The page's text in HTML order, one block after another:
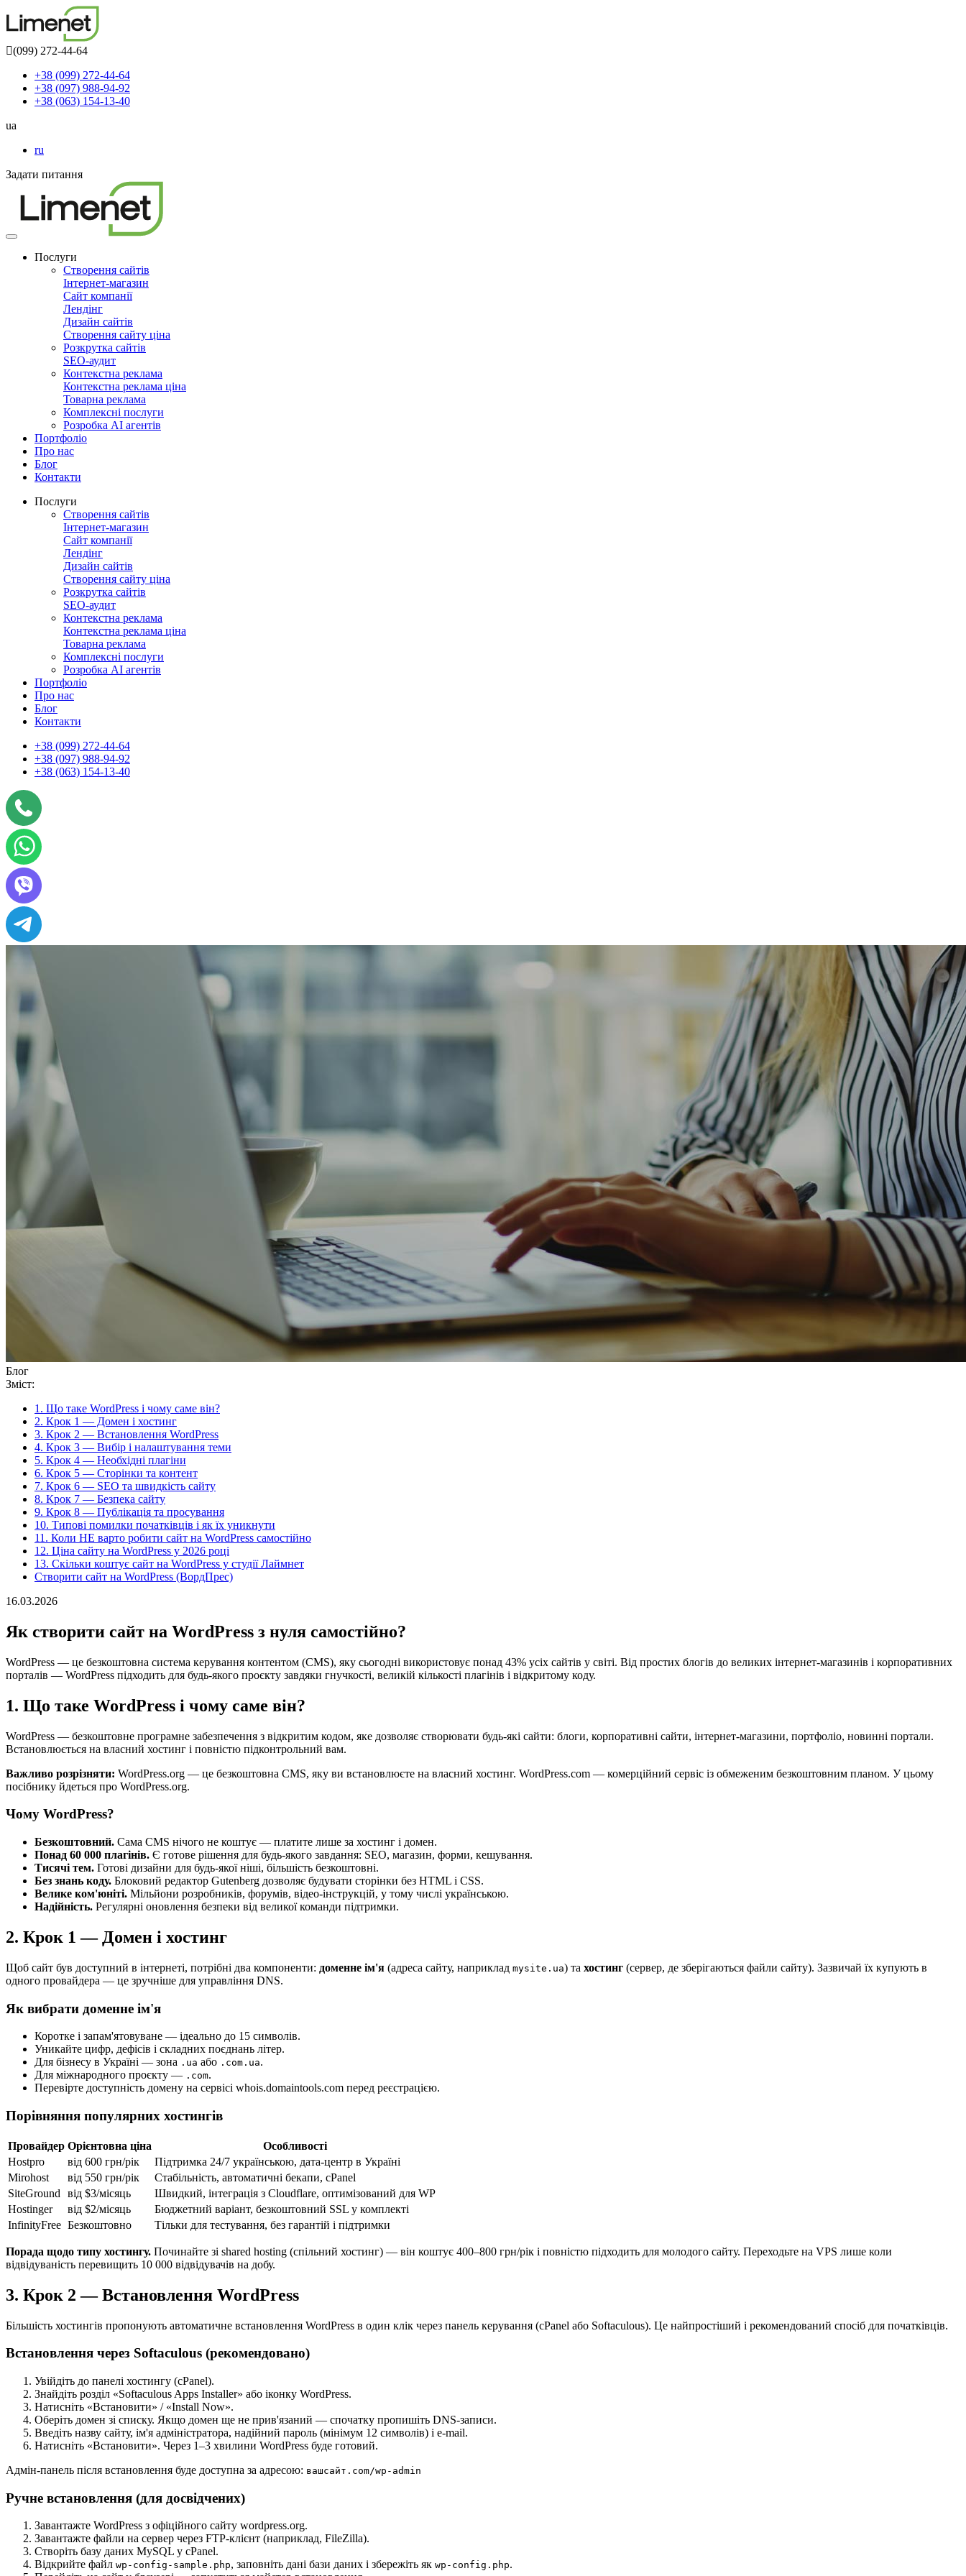
(099) 272-44-64
+38 (099) 272-44-64
+38 (097) 988-94-92
+38 (063) 154-13-40
ua
ru
Задати питання
Toggle
navigationПослуги
Створення сайтів
Інтернет-магазин
Сайт компанії
Лендінг
Дизайн сайтів
Створення сайту ціна
Розкрутка сайтів
SEO-аудит
Контекстна реклама
Контекстна реклама ціна
Товарна реклама
Комплексні послуги
Розробка АІ агентів
Портфоліо
Про нас
Блог
Контакти
Послуги
Створення сайтів
Інтернет-магазин
Сайт компанії
Лендінг
Дизайн сайтів
Створення сайту ціна
Розкрутка сайтів
SEO-аудит
Контекстна реклама
Контекстна реклама ціна
Товарна реклама
Комплексні послуги
Розробка АІ агентів
Портфоліо
Про нас
Блог
Контакти
+38 (099) 272-44-64
+38 (097) 988-94-92
+38 (063) 154-13-40
Блог
Зміст:
1. Що таке WordPress і чому саме він?
2. Крок 1 — Домен і хостинг
3. Крок 2 — Встановлення WordPress
4. Крок 3 — Вибір і налаштування теми
5. Крок 4 — Необхідні плагіни
6. Крок 5 — Сторінки та контент
7. Крок 6 — SEO та швидкість сайту
8. Крок 7 — Безпека сайту
9. Крок 8 — Публікація та просування
10. Типові помилки початківців і як їх уникнути
11. Коли НЕ варто робити сайт на WordPress самостійно
12. Ціна сайту на WordPress у 2026 році
13. Скільки коштує сайт на WordPress у студії Лаймнет
Створити сайт на WordPress (ВордПрес)
16.03.2026
Як створити сайт на WordPress з нуля самостійно?
WordPress — це безкоштовна система керування контентом (CMS), яку сьогодні використовує понад 43% усіх сайтів у світі. Від простих блогів до великих інтернет-магазинів і корпоративних
порталів — WordPress підходить для будь-якого проєкту завдяки гнучкості, великій кількості плагінів і відкритому коду.
1. Що таке WordPress і чому саме він?
WordPress — безкоштовне програмне забезпечення з відкритим кодом, яке дозволяє створювати будь-які сайти: блоги, корпоративні сайти, інтернет-магазини, портфоліо, новинні портали.
Встановлюється на власний хостинг і повністю підконтрольний вам.
Важливо розрізняти: WordPress.org — це безкоштовна CMS, яку ви встановлюєте на власний хостинг. WordPress.com — комерційний сервіс із обмеженим безкоштовним планом. У цьому
посібнику йдеться про WordPress.org.
Чому WordPress?
Безкоштовний. Сама CMS нічого не коштує — платите лише за хостинг і домен.
Понад 60 000 плагінів. Є готове рішення для будь-якого завдання: SEO, магазин, форми, кешування.
Тисячі тем. Готові дизайни для будь-якої ніші, більшість безкоштовні.
Без знань коду. Блоковий редактор Gutenberg дозволяє будувати сторінки без HTML і CSS.
Велике ком'юніті. Мільйони розробників, форумів, відео-інструкцій, у тому числі українською.
Надійність. Регулярні оновлення безпеки від великої команди підтримки.
2. Крок 1 — Домен і хостинг
Щоб сайт був доступний в інтернеті, потрібні два компоненти: доменне ім'я (адреса сайту, наприклад mysite.ua) та хостинг (сервер, де зберігаються файли сайту). Зазвичай їх купують в
одного провайдера — це зручніше для управління DNS.
Як вибрати доменне ім'я
Коротке і запам'ятовуване — ідеально до 15 символів.
Уникайте цифр, дефісів і складних поєднань літер.
Для бізнесу в Україні — зона .ua або .com.ua.
Для міжнародного проєкту — .com.
Перевірте доступність домену на сервісі whois.domaintools.com перед реєстрацією.
Порівняння популярних хостингів
Провайдер Орієнтовна ціна
Особливості
Hostpro
від 600 грн/рік
Підтримка 24/7 українською, дата-центр в Україні
Mirohost
від 550 грн/рік
Стабільність, автоматичні бекапи, cPanel
SiteGround
від $3/місяць
Швидкий, інтеграція з Cloudflare, оптимізований для WP
Hostinger
від $2/місяць
Бюджетний варіант, безкоштовний SSL у комплекті
InfinityFree Безкоштовно Тільки для тестування, без гарантій і підтримки
Порада щодо типу хостингу. Починайте зі shared hosting (спільний хостинг) — він коштує 400–800 грн/рік і повністю підходить для молодого сайту. Переходьте на VPS лише коли
відвідуваність перевищить 10 000 відвідувачів на добу.
3. Крок 2 — Встановлення WordPress
Більшість хостингів пропонують автоматичне встановлення WordPress в один клік через панель керування (cPanel або Softaculous). Це найпростіший і рекомендований спосіб для початківців.
Встановлення через Softaculous (рекомендовано)
Увійдіть до панелі хостингу (cPanel).
Знайдіть розділ «Softaculous Apps Installer» або іконку WordPress.
Натисніть «Встановити» / «Install Now».
Оберіть домен зі списку. Якщо домен ще не прив'язаний — спочатку пропишіть DNS-записи.
Введіть назву сайту, ім'я адміністратора, надійний пароль (мінімум 12 символів) і e-mail.
Натисніть «Встановити». Через 1–3 хвилини WordPress буде готовий.
Адмін-панель після встановлення буде доступна за адресою: вашсайт.com/wp-admin
Ручне встановлення (для досвідчених)
Завантажте WordPress з офіційного сайту wordpress.org.
Завантажте файли на сервер через FTP-клієнт (наприклад, FileZilla).
Створіть базу даних MySQL у cPanel.
Відкрийте файл wp-config-sample.php, заповніть дані бази даних і збережіть як wp-config.php.